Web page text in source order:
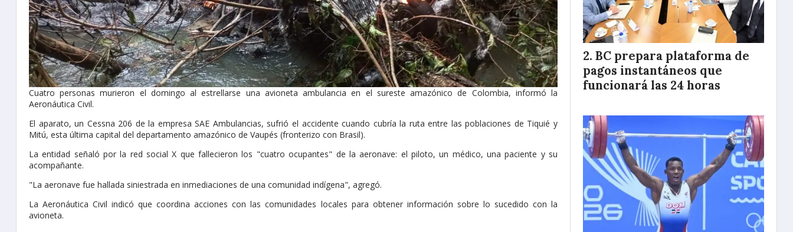
Cuatro personas murieron el domingo al estrellarse una avioneta ambulancia en el sureste amazónico de Colombia, informó la
Aeronáutica Civil.
El aparato, un Cessna 206 de la empresa SAE Ambulancias, sufrió el accidente cuando cubría la ruta entre las poblaciones de Tiquié y
Mitú, esta última capital del departamento amazónico de Vaupés (fronterizo con Brasil).
La entidad señaló por la red social X que fallecieron los "cuatro ocupantes" de la aeronave: el piloto, un médico, una paciente y su
acompañante.
"La aeronave fue hallada siniestrada en inmediaciones de una comunidad indígena", agregó.
La Aeronáutica Civil indicó que coordina acciones con las comunidades locales para obtener información sobre lo sucedido con la
avioneta.
BC prepara plataforma de
pagos instantáneos que
funcionará las 24 horas